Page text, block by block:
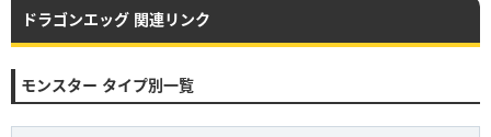
ドラゴンエッグ 関連リンク
モンスター タイプ別一覧